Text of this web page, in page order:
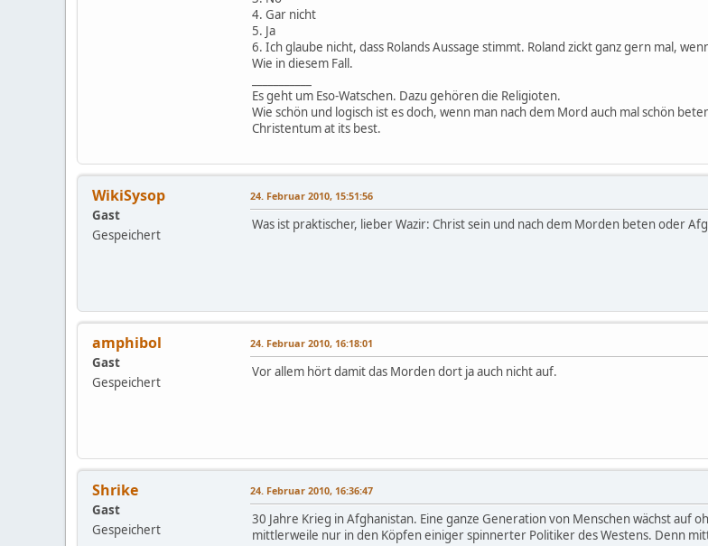
4. Gar nicht
5. Ja
6. Ich glaube nicht, dass Rolands Aussage stimmt. Roland zickt ganz gern mal,
Wie in diesem Fall.
Es geht um Eso-Watschen. Dazu gehören die Religioten.
Wie schön und logisch ist es doch, wenn man nach dem Mord auch mal schön
Christentum at its best.
WikiSysop
Gast
Gespeichert
24. Februar 2010, 15:51:56
Was ist praktischer, lieber Wazir: Christ sein und nach dem Morden beten oder
amphibol
Gast
Gespeichert
24. Februar 2010, 16:18:01
Vor allem hört damit das Morden dort ja auch nicht auf.
Shrike
Gast
Gespeichert
24. Februar 2010, 16:36:47
30 Jahre Krieg in Afghanistan. Eine ganze Generation von Menschen wächst auf
mittlerweile nur in den Köpfen einiger spinnerter Politiker des Westens. Denn